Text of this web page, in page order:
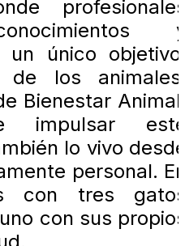
un único
los
Bienestar
impulsar
lo vivo
personal.
con tres
con sus